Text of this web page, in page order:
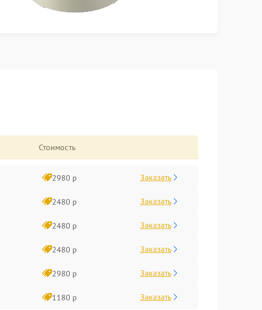
Стоимость
2980 р Заказать
2480 р Заказать
2480 р Заказать
2480 р Заказать
2980 р Заказать
1180 р Заказать